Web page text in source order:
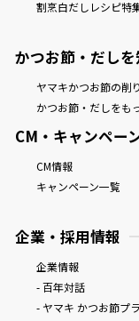
割烹白だしレシピ特
かつお節・だし
ヤマキかつお節の削
かつお節・だしをも
CM・キャンペー
CM情報
キャンペーン一覧
企業・採用情報
企業情報
- 百年対話
- ヤマキ かつお節プ